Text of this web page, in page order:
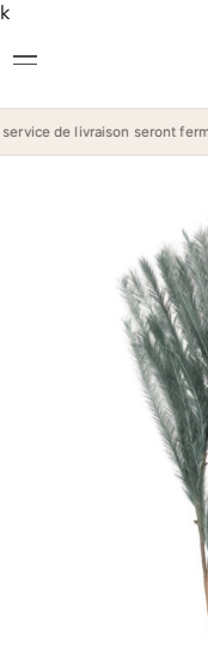
k
de livraison seront